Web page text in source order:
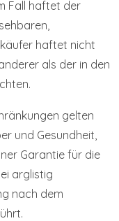
Fall haftet der
haftet nicht
als der in den
gelten
und Gesundheit,
Garantie für die
arglistig
nach dem